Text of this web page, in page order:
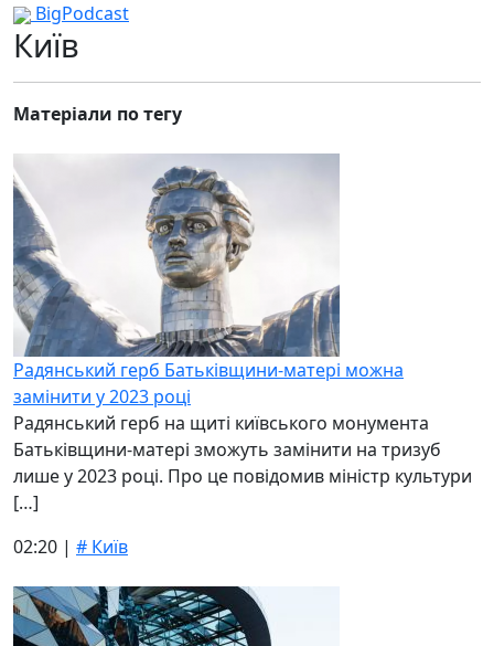
BigPodcast
Київ
Матеріали по тегу
Радянський герб Батьківщини-матері можна
замінити у 2023 році
Радянський герб на щиті київського монумента
Батьківщини-матері зможуть замінити на тризуб
лише у 2023 році. Про це повідомив міністр культури
[…]
02:20 | # Київ